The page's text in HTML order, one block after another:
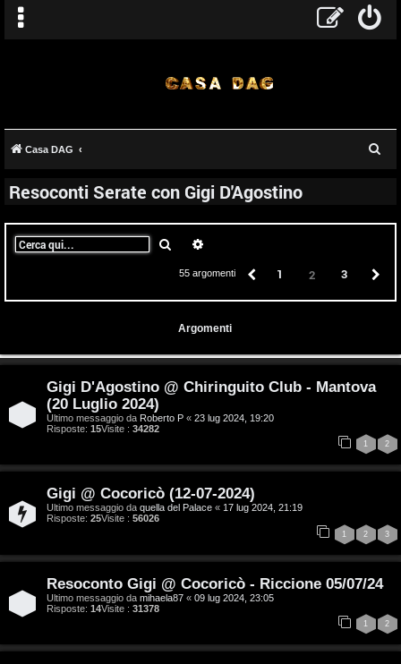
A
o
m
Casa DAG
Resoconti Serate con Gigi D'Agostino
Cerca
55 argomenti Precedente
1 2 3
Argomenti
Gigi D'Agostino @ Chiringuito Club - Mantova
(20 Luglio 2024)
Ultimo messaggio da Roberto P « 23 lug 2024, 19:20
Risposte: 15Visite : 34282
1 2
Gigi @ Cocoricò (12-07-2024)
Ultimo messaggio da quella del Palace « 17 lug 2024, 21:19
Risposte: 25Visite : 56026
1 2 3
Resoconto Gigi @ Cocoricò - Riccione 05/07/24
Ultimo messaggio da mihaela87 « 09 lug 2024, 23:05
Risposte: 14Visite : 31378
1 2
o
c
A